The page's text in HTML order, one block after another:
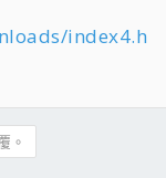
index4.h
。